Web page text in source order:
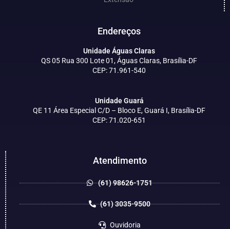
Endereços
Unidade Águas Claras
QS 05 Rua 300 Lote 01, Águas Claras, Brasília-DF
CEP: 71.961-540
Unidade Guará
QE 11 Área Especial C/D – Bloco E, Guará I, Brasília-DF
CEP: 71.020-651
Atendimento
(61) 98626-1751
(61) 3035-9500
Ouvidoria